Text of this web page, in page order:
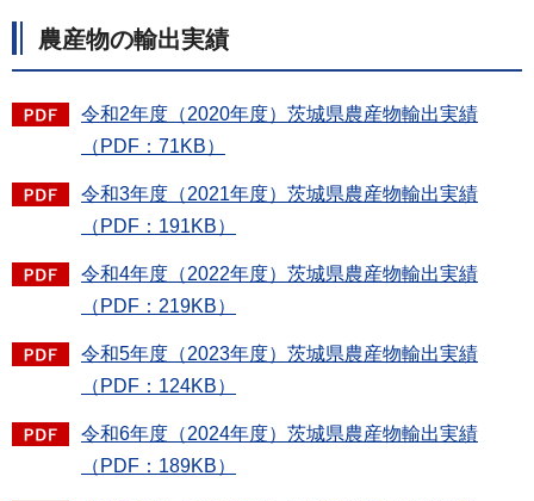
農産物の輸出実績
令和2年度（2020年度）茨城県農産物輸出実績
（PDF：71KB）
令和3年度（2021年度）茨城県農産物輸出実績
（PDF：191KB）
令和4年度（2022年度）茨城県農産物輸出実績
（PDF：219KB）
令和5年度（2023年度）茨城県農産物輸出実績
（PDF：124KB）
令和6年度（2024年度）茨城県農産物輸出実績
（PDF：189KB）